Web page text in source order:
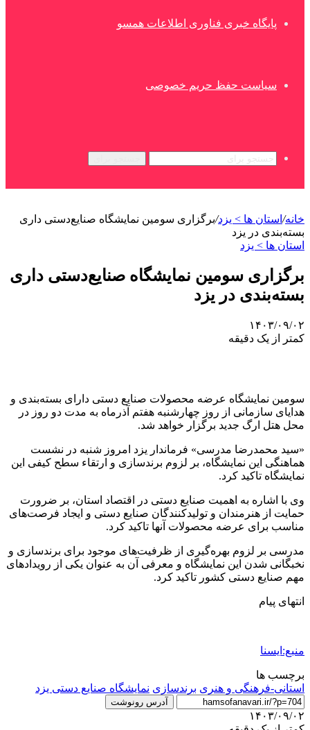
پایگاه خبری فناوری اطلاعات همسو
سیاست حفظ حریم خصوصی
خانه/ استان ها > یزد/برگزاری سومین نمایشگاه صنایع‌دستی داری
بسته‌بندی در یزد
استان ها > یزد
برگزاری سومین نمایشگاه صنایع‌دستی داری
بسته‌بندی در یزد
۱۴۰۳/۰۹/۰۲
کمتر از یک دقیقه
سومین نمایشگاه عرضه محصولات صنایع دستی دارای بسته‌بندی و
هدایای سازمانی از روز چهارشنبه هفتم آذرماه به مدت دو روز در
محل هتل ارگ جدید برگزار خواهد شد.
«سید محمدرضا مدرسی» فرماندار یزد امروز شنبه در نشست
هماهنگی این نمایشگاه، بر لزوم برندسازی و ارتقاء سطح کیفی این
نمایشگاه تاکید کرد.
وی با اشاره به اهمیت صنایع دستی در اقتصاد استان، بر ضرورت
حمایت از هنرمندان و تولیدکنندگان صنایع دستی و ایجاد فرصت‌های
مناسب برای عرضه محصولات آنها تاکید کرد.
مدرسی بر لزوم بهره‌گیری از ظرفیت‌های موجود برای برندسازی و
نخبگانی شدن این نمایشگاه و معرفی آن به عنوان یکی از رویدادهای
مهم صنایع دستی کشور تاکید کرد.
انتهای پیام
منبع:ایسنا
برچسب ها
استانی-فرهنگی و هنری برندسازی نمایشگاه صنایع دستی یزد
آدرس رونوشت
۱۴۰۳/۰۹/۰۲